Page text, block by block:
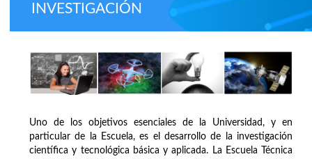
INVESTIGACIÓN
Uno de los objetivos esenciales de la Universidad, y en
particular de la Escuela, es el desarrollo de la investigación
científica y tecnológica básica y aplicada. La Escuela Técnica